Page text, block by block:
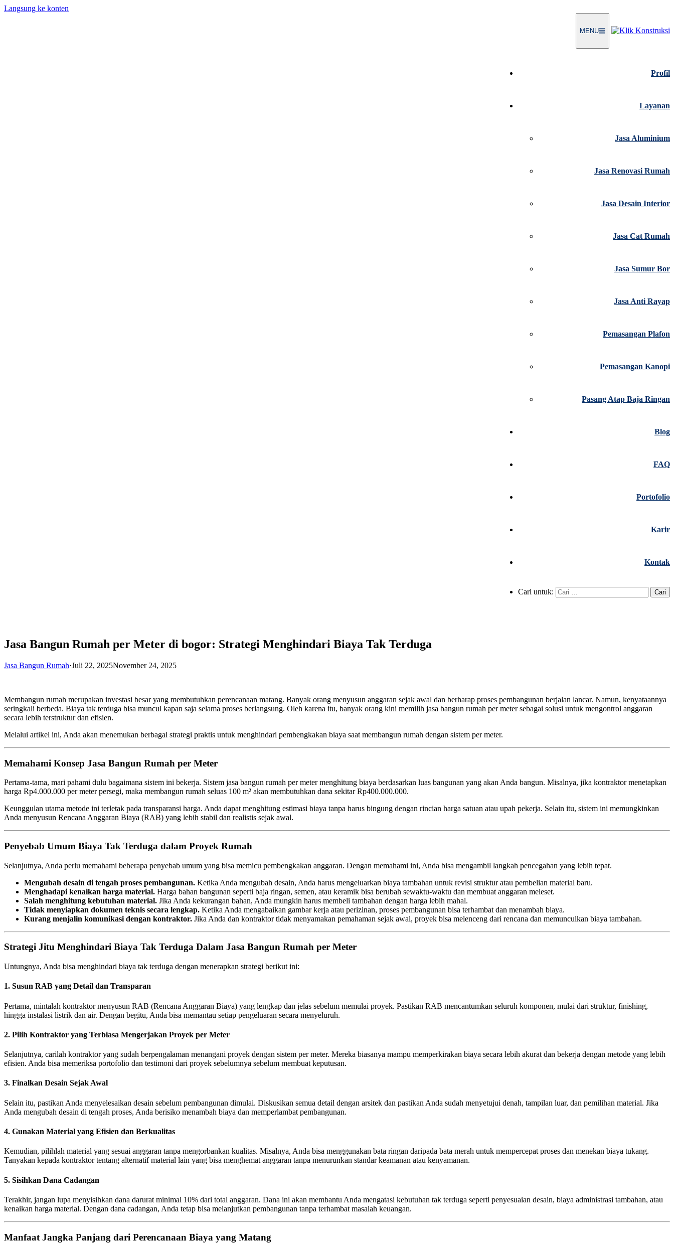
Langsung ke konten
MENU
Profil
Layanan
Jasa Aluminium
Jasa Renovasi Rumah
Jasa Desain Interior
Jasa Cat Rumah
Jasa Sumur Bor
Jasa Anti Rayap
Pemasangan Plafon
Pemasangan Kanopi
Pasang Atap Baja Ringan
Blog
FAQ
Portofolio
Karir
Kontak
Cari untuk:
Jasa Bangun Rumah per Meter di bogor: Strategi Menghindari Biaya Tak Terduga
Jasa Bangun Rumah·Juli 22, 2025November 24, 2025
Membangun rumah merupakan investasi besar yang membutuhkan perencanaan matang. Banyak orang menyusun anggaran sejak awal dan berharap proses pembangunan berjalan lancar. Namun, kenyataannya
seringkali berbeda. Biaya tak terduga bisa muncul kapan saja selama proses berlangsung. Oleh karena itu, banyak orang kini memilih jasa bangun rumah per meter sebagai solusi untuk mengontrol anggaran
secara lebih terstruktur dan efisien.
Melalui artikel ini, Anda akan menemukan berbagai strategi praktis untuk menghindari pembengkakan biaya saat membangun rumah dengan sistem per meter.
Memahami Konsep Jasa Bangun Rumah per Meter
Pertama-tama, mari pahami dulu bagaimana sistem ini bekerja. Sistem jasa bangun rumah per meter menghitung biaya berdasarkan luas bangunan yang akan Anda bangun. Misalnya, jika kontraktor menetapkan
harga Rp4.000.000 per meter persegi, maka membangun rumah seluas 100 m² akan membutuhkan dana sekitar Rp400.000.000.
Keunggulan utama metode ini terletak pada transparansi harga. Anda dapat menghitung estimasi biaya tanpa harus bingung dengan rincian harga satuan atau upah pekerja. Selain itu, sistem ini memungkinkan
Anda menyusun Rencana Anggaran Biaya (RAB) yang lebih stabil dan realistis sejak awal.
Penyebab Umum Biaya Tak Terduga dalam Proyek Rumah
Selanjutnya, Anda perlu memahami beberapa penyebab umum yang bisa memicu pembengkakan anggaran. Dengan memahami ini, Anda bisa mengambil langkah pencegahan yang lebih tepat.
Mengubah desain di tengah proses pembangunan. Ketika Anda mengubah desain, Anda harus mengeluarkan biaya tambahan untuk revisi struktur atau pembelian material baru.
Menghadapi kenaikan harga material. Harga bahan bangunan seperti baja ringan, semen, atau keramik bisa berubah sewaktu-waktu dan membuat anggaran meleset.
Salah menghitung kebutuhan material. Jika Anda kekurangan bahan, Anda mungkin harus membeli tambahan dengan harga lebih mahal.
Tidak menyiapkan dokumen teknis secara lengkap. Ketika Anda mengabaikan gambar kerja atau perizinan, proses pembangunan bisa terhambat dan menambah biaya.
Kurang menjalin komunikasi dengan kontraktor. Jika Anda dan kontraktor tidak menyamakan pemahaman sejak awal, proyek bisa melenceng dari rencana dan memunculkan biaya tambahan.
Strategi Jitu Menghindari Biaya Tak Terduga Dalam Jasa Bangun Rumah per Meter
Untungnya, Anda bisa menghindari biaya tak terduga dengan menerapkan strategi berikut ini:
1. Susun RAB yang Detail dan Transparan
Pertama, mintalah kontraktor menyusun RAB (Rencana Anggaran Biaya) yang lengkap dan jelas sebelum memulai proyek. Pastikan RAB mencantumkan seluruh komponen, mulai dari struktur, finishing,
hingga instalasi listrik dan air. Dengan begitu, Anda bisa memantau setiap pengeluaran secara menyeluruh.
2. Pilih Kontraktor yang Terbiasa Mengerjakan Proyek per Meter
Selanjutnya, carilah kontraktor yang sudah berpengalaman menangani proyek dengan sistem per meter. Mereka biasanya mampu memperkirakan biaya secara lebih akurat dan bekerja dengan metode yang lebih
efisien. Anda bisa memeriksa portofolio dan testimoni dari proyek sebelumnya sebelum membuat keputusan.
3. Finalkan Desain Sejak Awal
Selain itu, pastikan Anda menyelesaikan desain sebelum pembangunan dimulai. Diskusikan semua detail dengan arsitek dan pastikan Anda sudah menyetujui denah, tampilan luar, dan pemilihan material. Jika
Anda mengubah desain di tengah proses, Anda berisiko menambah biaya dan memperlambat pembangunan.
4. Gunakan Material yang Efisien dan Berkualitas
Kemudian, pilihlah material yang sesuai anggaran tanpa mengorbankan kualitas. Misalnya, Anda bisa menggunakan bata ringan daripada bata merah untuk mempercepat proses dan menekan biaya tukang.
Tanyakan kepada kontraktor tentang alternatif material lain yang bisa menghemat anggaran tanpa menurunkan standar keamanan atau kenyamanan.
5. Sisihkan Dana Cadangan
Terakhir, jangan lupa menyisihkan dana darurat minimal 10% dari total anggaran. Dana ini akan membantu Anda mengatasi kebutuhan tak terduga seperti penyesuaian desain, biaya administrasi tambahan, atau
kenaikan harga material. Dengan dana cadangan, Anda tetap bisa melanjutkan pembangunan tanpa terhambat masalah keuangan.
Manfaat Jangka Panjang dari Perencanaan Biaya yang Matang